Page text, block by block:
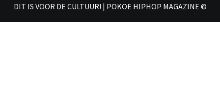
DIT IS VOOR DE CULTUUR! | POKOE HIPHOP MAGAZINE ©